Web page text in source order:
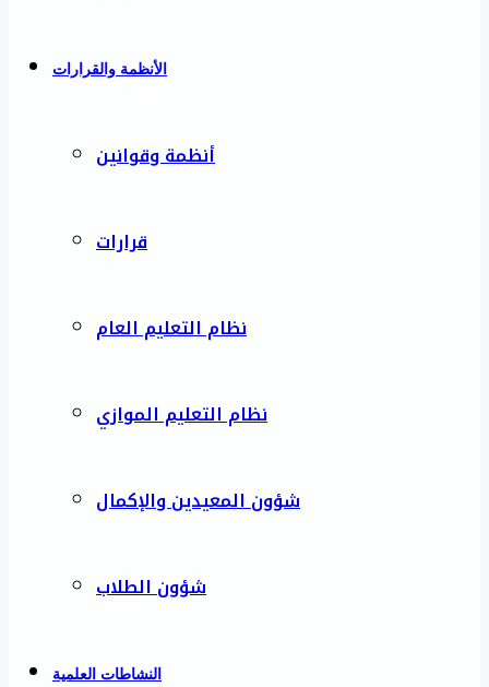
الأنظمة والقرارات
أنظمة وقوانين
قرارات
نظام التعليم العام
نظام التعليم الموازي
شؤون المعيدين والإكمال
شؤون الطلاب
النشاطات العلمية